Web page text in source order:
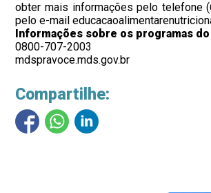
obter mais informações pelo telefone
pelo e-mail
Informações sobre os programas do
0800-707-2003
mdspravoce.mds.gov.br
Compartilhe: